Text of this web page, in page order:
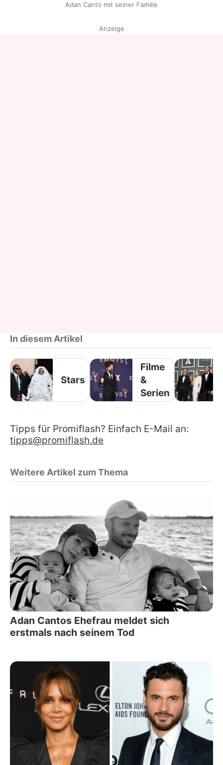
Adan Canto mit seiner Familie
Anzeige
In diesem Artikel
Stars
Filme
&
Serien
Tipps für Promiflash? Einfach E-Mail an:
tipps@promiflash.de
Weitere Artikel zum Thema
Adan Cantos Ehefrau meldet sich
erstmals nach seinem Tod